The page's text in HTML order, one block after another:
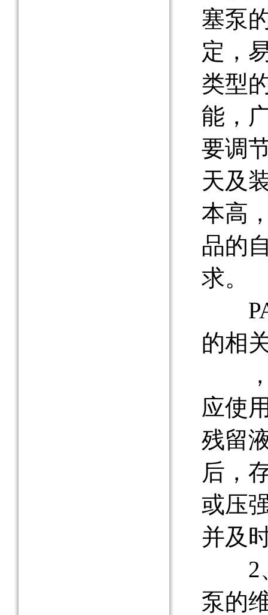
塞泵
定，
类型
能，
要调
天及
本高
品的
求。
的相
，
应使
残留
后，
或压
并及
2、
泵的